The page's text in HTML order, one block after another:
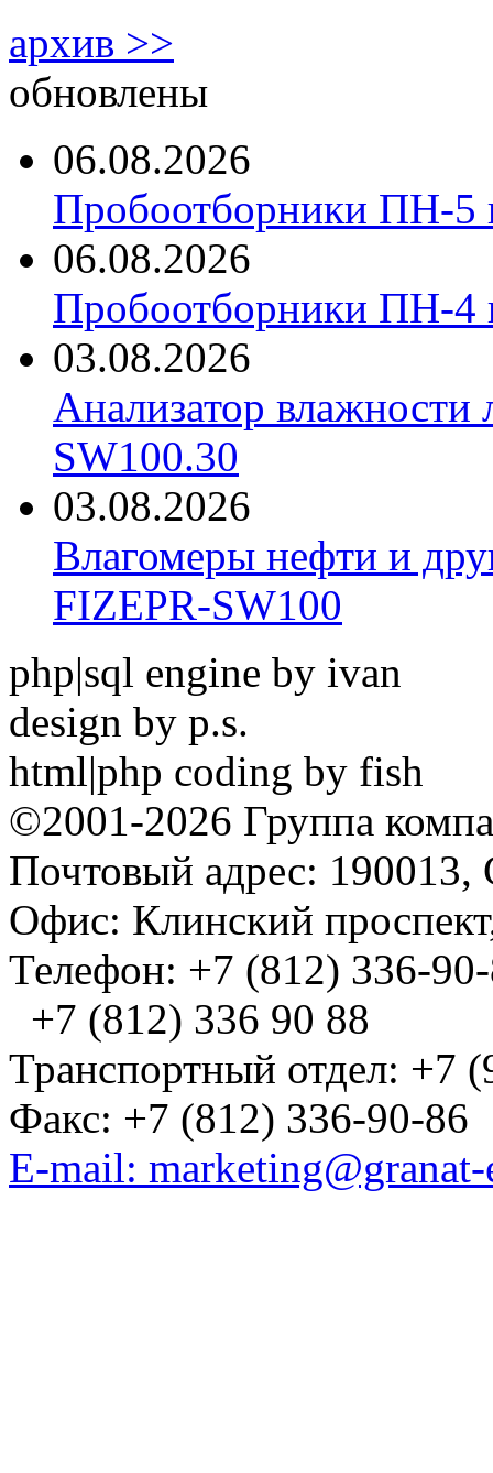
архив >>
обновлены
06.08.2026
Пробоотборники ПН-
06.08.2026
Пробоотборники ПН-
03.08.2026
Анализатор
SW100.30
03.08.2026
Влагомеры нефти и
FIZEPR-SW100
php|sql engine by ivan
design by p.s.
html|php coding by fish
©2001-2026 Группа
Почтовый адрес: 190013,
Офис: Клинский
Телефон: +7 (812) 336-
+7 (812) 336 90 88
Транспортный отдел: +7
Факс: +7 (812) 336-90-86
E-mail: